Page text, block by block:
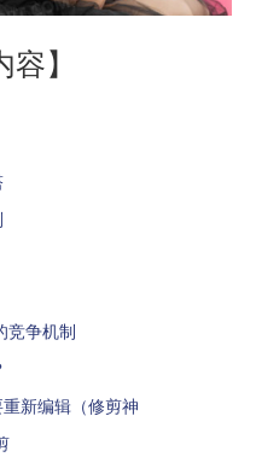
容】
竞争机制
新编辑（修剪神